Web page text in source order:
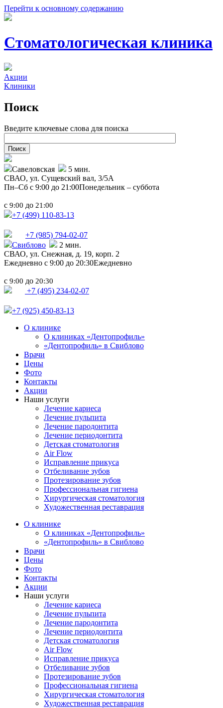
Перейти к основному содержанию
Стоматологическая клиника
Акции
Клиники
Поиск
Введите ключевые слова для поиска
Савеловская
5 мин.
СВАО, ул. Сущевский вал, 3/5А
Пн–Сб с 9:00 до 21:00Понедельник – суббота
с 9:00 до 21:00
+7 (499) 110-83-13
+7 (985) 794-02-07
Свиблово
2 мин.
СВАО, ул. Снежная, д. 19, корп. 2
Ежедневно с 9:00 до 20:30Ежедневно
с 9:00 до 20:30
+7 (495) 234-02-07
+7 (925) 450-83-13
О клинике
О клиниках «Дентопрофиль»
«Дентопрофиль» в Свиблово
Врачи
Цены
Фото
Контакты
Акции
Наши услуги
Лечение кариеса
Лечение пульпита
Лечение пародонтита
Лечение периодонтита
Детская стоматология
Air Flow
Исправление прикуса
Отбеливание зубов
Протезирование зубов
Профессиональная гигиена
Хирургическая стоматология
Художественная реставрация
О клинике
О клиниках «Дентопрофиль»
«Дентопрофиль» в Свиблово
Врачи
Цены
Фото
Контакты
Акции
Наши услуги
Лечение кариеса
Лечение пульпита
Лечение пародонтита
Лечение периодонтита
Детская стоматология
Air Flow
Исправление прикуса
Отбеливание зубов
Протезирование зубов
Профессиональная гигиена
Хирургическая стоматология
Художественная реставрация